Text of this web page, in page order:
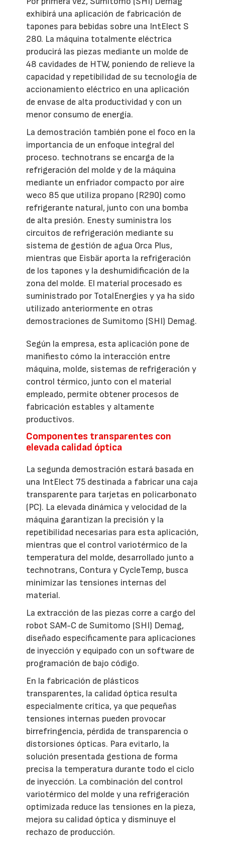
exhibirá una aplicación de fabricación de
tapones para bebidas sobre una IntElect S
280. La máquina totalmente eléctrica
producirá las piezas mediante un molde de
48 cavidades de HTW, poniendo de relieve la
capacidad y repetibilidad de su tecnología de
accionamiento eléctrico en una aplicación
de envase de alta productividad y con un
menor consumo de energía.
La demostración también pone el foco en la
importancia de un enfoque integral del
proceso. technotrans se encarga de la
refrigeración del molde y de la máquina
mediante un enfriador compacto por aire
weco 85 que utiliza propano (R290) como
refrigerante natural, junto con una bomba
de alta presión. Enesty suministra los
circuitos de refrigeración mediante su
sistema de gestión de agua Orca Plus,
mientras que Eisbär aporta la refrigeración
de los tapones y la deshumidificación de la
zona del molde. El material procesado es
suministrado por TotalEnergies y ya ha sido
utilizado anteriormente en otras
demostraciones de Sumitomo (SHI) Demag.
Según la empresa, esta aplicación pone de
manifiesto cómo la interacción entre
máquina, molde, sistemas de refrigeración y
control térmico, junto con el material
empleado, permite obtener procesos de
fabricación estables y altamente
productivos.
Componentes transparentes con
elevada calidad óptica
La segunda demostración estará basada en
una IntElect 75 destinada a fabricar una caja
transparente para tarjetas en policarbonato
(PC). La elevada dinámica y velocidad de la
máquina garantizan la precisión y la
repetibilidad necesarias para esta aplicación,
mientras que el control variotérmico de la
temperatura del molde, desarrollado junto a
technotrans, Contura y CycleTemp, busca
minimizar las tensiones internas del
material.
La extracción de las piezas corre a cargo del
robot SAM-C de Sumitomo (SHI) Demag,
diseñado específicamente para aplicaciones
de inyección y equipado con un software de
programación de bajo código.
En la fabricación de plásticos
transparentes, la calidad óptica resulta
especialmente crítica, ya que pequeñas
tensiones internas pueden provocar
birrefringencia, pérdida de transparencia o
distorsiones ópticas. Para evitarlo, la
solución presentada gestiona de forma
precisa la temperatura durante todo el ciclo
de inyección. La combinación del control
variotérmico del molde y una refrigeración
optimizada reduce las tensiones en la pieza,
mejora su calidad óptica y disminuye el
rechazo de producción.